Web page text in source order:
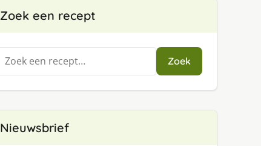
Zoek een recept
Zoeken
naar:
Zoek
Nieuwsbrief